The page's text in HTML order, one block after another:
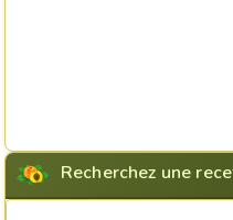
Recherchez une